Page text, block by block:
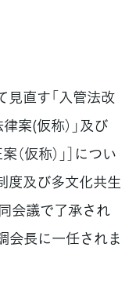
直す「入管法改
案(仮称）」及び
仮称）」］につい
度及び多文化共生
会議で了承され
会長に一任されま